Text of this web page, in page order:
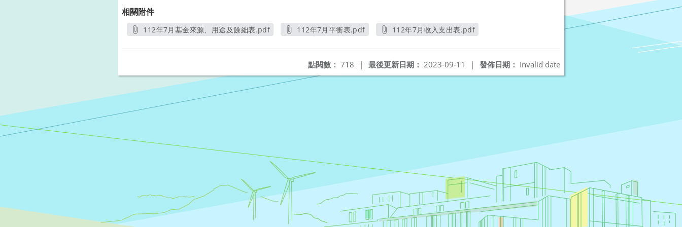
相關附件
112年7月基金來源、用途及餘絀表.pdf
112年7月平衡表.pdf
112年7月收入支出表.pdf
發佈日期： Invalid date
最後更新日期： 2023-09-11 |
點閱數： 718 |